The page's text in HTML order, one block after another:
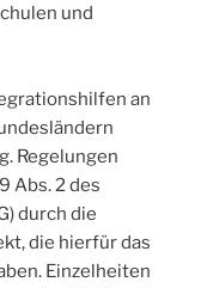
und
an
Regelungen
Abs. 2 des
durch die
die hierfür das
Einzelheiten